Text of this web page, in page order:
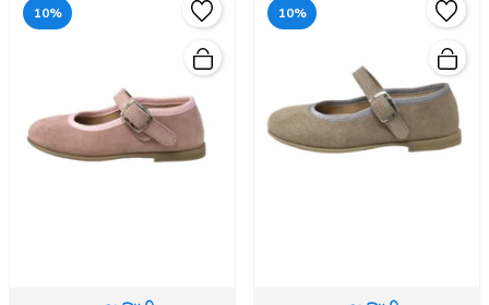
10% 10%